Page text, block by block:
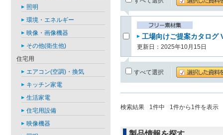
工場向けご提案カタログ
更新日：2025年10月15日
すべて選択
検索結果 1件中 1件から 1件を表示
照明
環境・エネルギー
映像・画像機器
その他(衛生他)
住宅用
エアコン(空調)・換気
キッチン家電
生活家電
住宅用設備
映像機器